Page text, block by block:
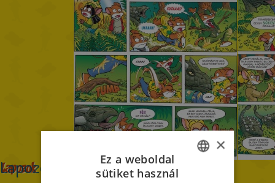
Lapozok ITALIAN
×
Ez a weboldal
sütiket használ